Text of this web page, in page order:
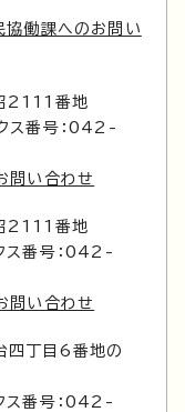
働課へのお問い
2111番地
番号：042-
問い合わせ
2111番地
番号：042-
問い合わせ
丁目6番地の
番号：042-